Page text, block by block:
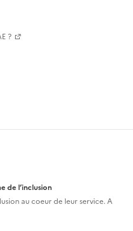
?
de l’inclusion
aucoeur de leur service. A